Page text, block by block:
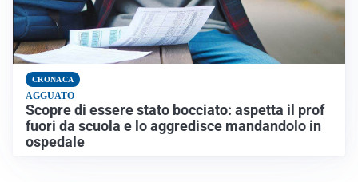
CRONACA
AGGUATO
Scopre di essere stato bocciato: aspetta il prof
fuori da scuola e lo aggredisce mandandolo in
ospedale